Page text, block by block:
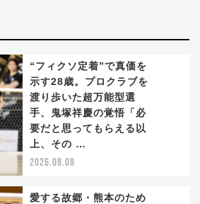
“フィクソ定着”で真価を
示す28歳。プロクラブを
渡り歩いた超万能型選
手、鬼塚祥慶の覚悟「必
要だと思ってもらえる以
上、その …
2026.08.08
愛する故郷・熊本のため